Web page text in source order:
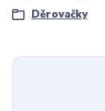
Děrovačky